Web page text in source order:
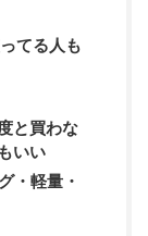
てる人も
と買わな
いい
・軽量・